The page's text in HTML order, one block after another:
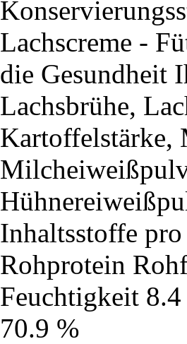
Lachscreme -
die Gesundheit
Lachsbrühe,
Kartoffelstärke,
Inhaltsstoffe
Rohprotein
Feuchtigkeit
70.9 %